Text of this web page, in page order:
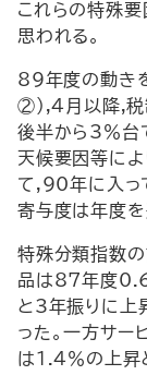
これらの特殊
思われる。
89年度の動き
②),4月以降,税
後半から3％台
天候要因等に
て,90年に入っ
寄与度は年度を
特殊分類指数
品は87年度
と3年振りに
った。一方サ
は1.4％の上昇